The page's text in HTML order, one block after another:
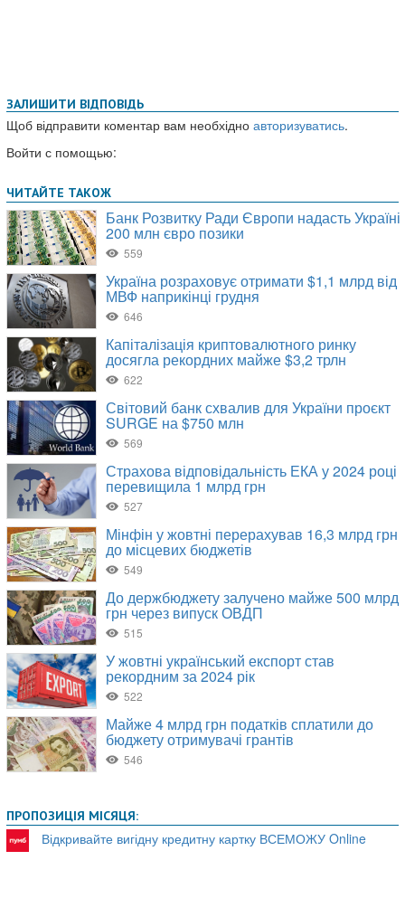
ЗАЛИШИТИ ВІДПОВІДЬ
Щоб відправити коментар вам необхідно авторизуватись.
Войти с помощью:
ПРОПОЗИЦІЯ МІСЯЦЯ:
Відкривайте вигідну кредитну картку ВСЕМОЖУ Online